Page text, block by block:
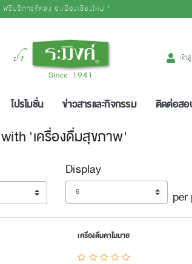
ฟรีบริการจัดส่ง อ.เมืองเชียงใหม่ *
เข้า
โปรโมชั่น ข่าวสารและกิจกรรม ติดต่อสอ
'เครื่องดื่มสุขภาพ'
Display
Display
per
เครื่องดื่มคาโมมาย